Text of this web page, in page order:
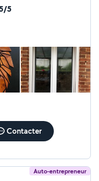
5
Contacter
Auto-entrepreneur